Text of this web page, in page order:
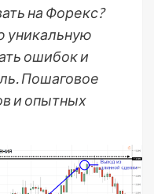
на Форекс?
уникальную
ошибок и
Пошаговое
и опытных